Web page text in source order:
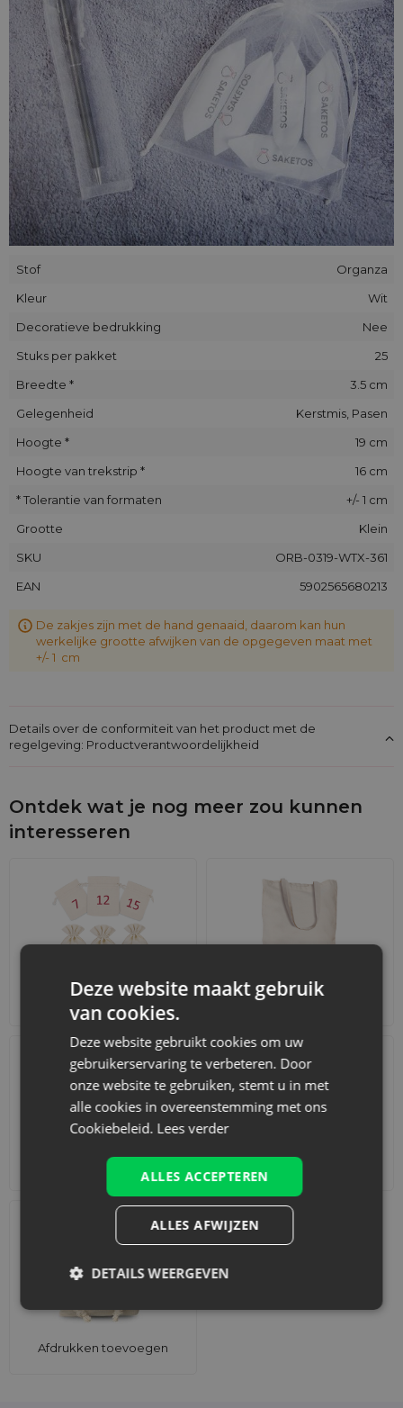
Stof
Organza
Kleur
Wit
Decoratieve bedrukking
Nee
Stuks per pakket
25
Breedte *
3.5 cm
Gelegenheid
Kerstmis, Pasen
Hoogte *
19 cm
Hoogte van trekstrip *
16 cm
* Tolerantie van formaten
+/- 1 cm
Grootte
Klein
SKU
ORB-0319-WTX-361
EAN
5902565680213
De zakjes zijn met de hand genaaid, daarom kan hun
werkelijke grootte afwijken van de opgegeven maat met
+/- 1 cm
Details over de conformiteit van het product met de
regelgeving: Productverantwoordelijkheid
Ontdek wat je nog meer zou kunnen
interesseren
Adventskalenders Katoenen zakjes
Accessoires en decoraties Sets
Afdrukken toevoegen
Deze website maakt gebruik
van cookies.
Deze website gebruikt cookies om uw
gebruikerservaring te verbeteren. Door
onze website te gebruiken, stemt u in met
alle cookies in overeenstemming met ons
Cookiebeleid. Lees verder
ALLES ACCEPTEREN
ALLES AFWIJZEN
DETAILS WEERGEVEN